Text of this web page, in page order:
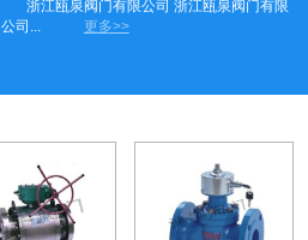
浙江瓯泉阀门有限公司 浙江瓯泉阀门有限
公司...
更多>>